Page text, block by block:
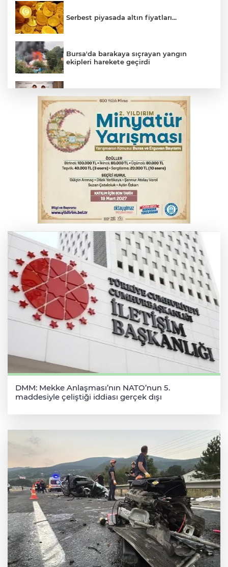
Serbest piyasada altın fiyatları...
Bursa'da barakaya sıçrayan yangın
ekipleri harekete geçirdi
başladı
Yargıtay’dan primle çalışanlara müjde
Bursa’da bugün hava nasıl olacak?
Osmangazi’de iş arayanlara destek
DMM: Mekke Anlaşması’nın NATO’nun 5.
maddesiyle çeliştiği iddiası gerçek dışı